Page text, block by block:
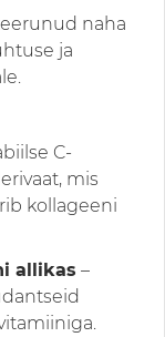
naha
ja
C-
mis
kollageeni
allikas –